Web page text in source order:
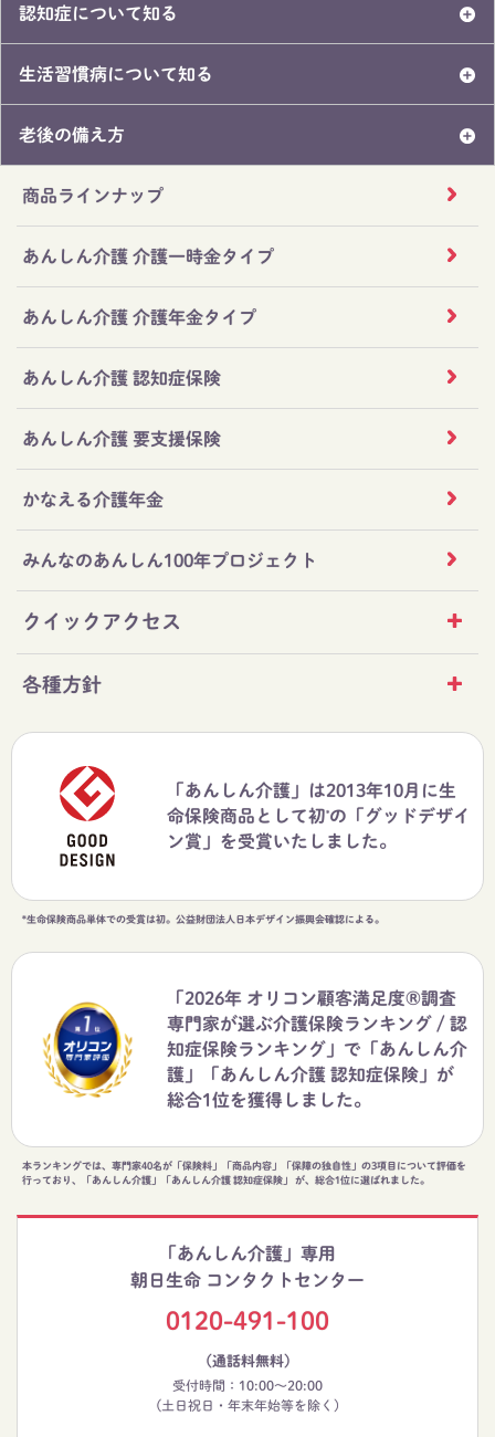
認知症について知る
生活習慣病について知る
老後の備え方
商品ラインナップ
あんしん介護 介護一時金タイプ
あんしん介護 介護年金タイプ
あんしん介護 認知症保険
あんしん介護 要支援保険
かなえる介護年金
みんなのあんしん100年プロジェクト
クイックアクセス
各種方針
「あんしん介護」は2013年10月に生
命保険商品として初*の「グッドデザイ
ン賞」を受賞いたしました。
*生命保険商品単体での受賞は初。公益財団法人日本デザイン振興会確認による。
「2026年 オリコン顧客満足度®調査
専門家が選ぶ介護保険ランキング / 認
知症保険ランキング」で「あんしん介
護」「あんしん介護 認知症保険」が
総合1位を獲得しました。
本ランキングでは、専門家40名が「保険料」「商品内容」「保障の独自性」の3項目について評価を
行っており、「あんしん介護」「あんしん介護 認知症保険」 が、総合1位に選ばれました。
「あんしん介護」専用
朝日生命 コンタクトセンター
0120-491-100
（通話料無料）
受付時間：10:00～20:00
(土日祝日・年末年始等を除く)